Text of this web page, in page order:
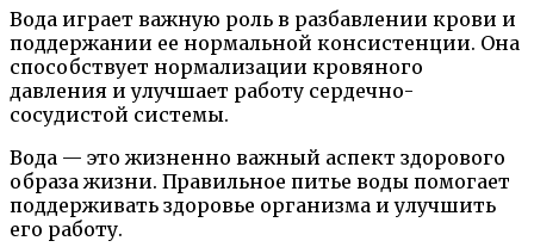
Вода играет важную роль в разбавлении крови и
поддержании ее нормальной консистенции. Она
способствует нормализации кровяного
давления и улучшает работу сердечно-
сосудистой системы.
Вода — это жизненно важный аспект здорового
образа жизни. Правильное питье воды помогает
поддерживать здоровье организма и улучшить
его работу.